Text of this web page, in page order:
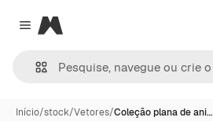
Close menu
Magnific
Início/stock/Vetores/Coleção plana de ani…